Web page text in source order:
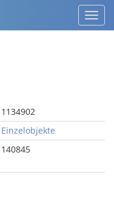
1134902
Einzelobjekte
140845